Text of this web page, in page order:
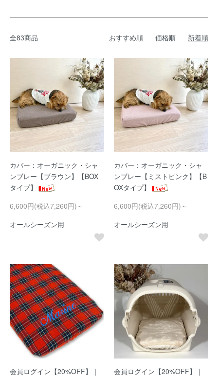
全83商品 おすすめ順 価格順 新着順
カバー：オーガニック・シャ
ンブレー【ブラウン】【BOX
タイプ】
6,600円(税込7,260円)～
オールシーズン用
カバー：オーガニック・シャ
ンブレー【ミストピンク】【B
OXタイプ】
6,600円(税込7,260円)～
オールシーズン用
会員ログイン【20%OFF】｜
会員ログイン【20%OFF】｜